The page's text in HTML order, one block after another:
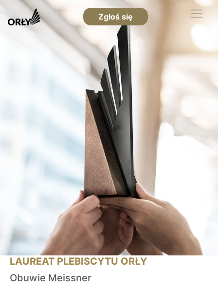
Zgłoś się
LAUREAT PLEBISCYTU ORŁY
Obuwie Meissner